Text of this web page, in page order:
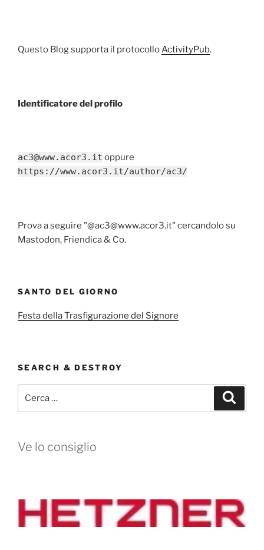
Questo Blog supporta il protocolloActivityPub.
Identificatore del profilo
ac3@www.acor3.it oppure
https://www.acor3.it/author/ac3/
Prova a seguire "@ac3@www.acor3.it" cercandolo su
Mastodon, Friendica & Co.
SANTO DEL GIORNO
Festa della Trasfigurazione del Signore
SEARCH & DESTROY
Ve lo consiglio